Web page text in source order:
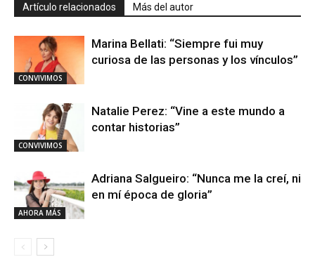
Artículo relacionados Más del autor
CONVIVIMOS
Marina Bellati: “Siempre fui muy
curiosa de las personas y los vínculos”
CONVIVIMOS
Natalie Perez: “Vine a este mundo a
contar historias”
AHORA MÁS
Adriana Salgueiro: “Nunca me la creí, ni
en mí época de gloria”